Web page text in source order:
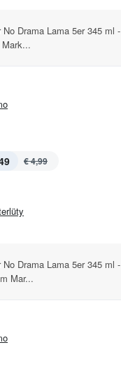
Drama Lama 5er 345 ml -
€ 4,99
Drama Lama 5er 345 ml -
Mar...